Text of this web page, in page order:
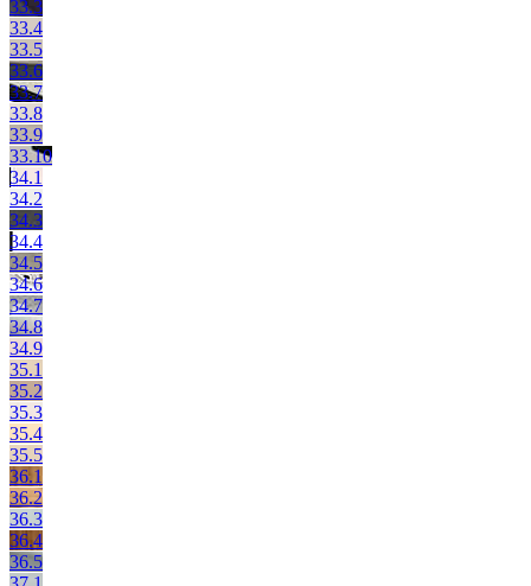
33.3
33.4
33.5
33.6
33.7
33.8
33.9
33.10
34.1
34.2
34.3
34.4
34.5
34.6
34.7
34.8
34.9
35.1
35.2
35.3
35.4
35.5
36.1
36.2
36.3
36.4
36.5